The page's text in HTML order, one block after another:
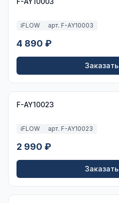
iFLOW арт. F-AY10003
4 890 ₽
Заказать
F-AY10023
iFLOW арт. F-AY10023
2 990 ₽
Заказать